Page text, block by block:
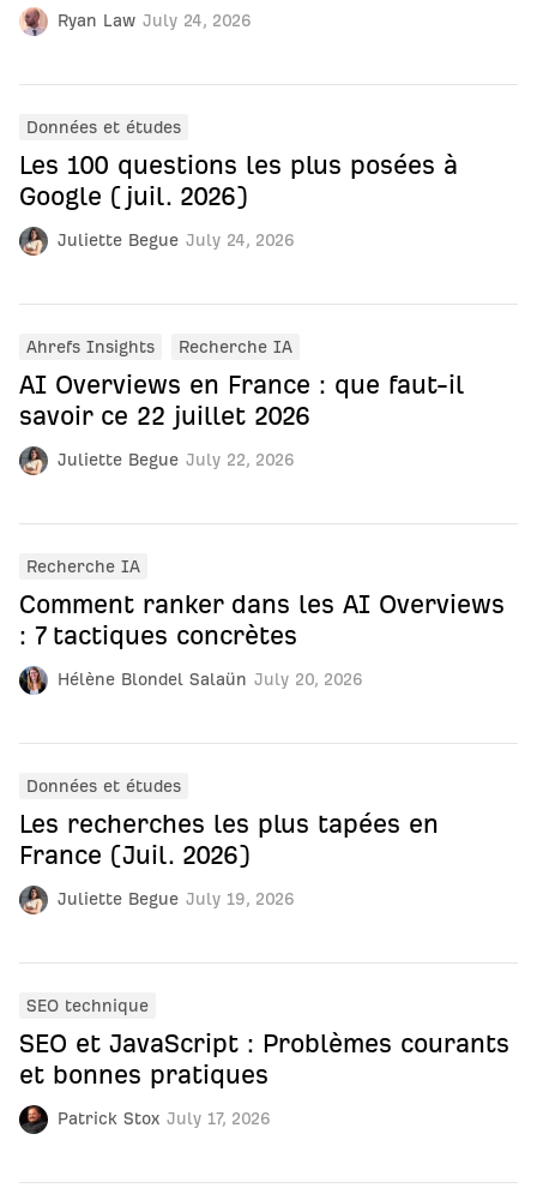
Ryan Law July 24, 2026
Juliette Begue July 24, 2026
Données et études
Les 100 questions les plus posées à
Google (juil. 2026)
Juliette Begue July 22, 2026
Ahrefs Insights Recherche IA
AI Overviews en France : que faut-il
savoir ce 22 juillet 2026
Hélène Blondel Salaün July 20, 2026
Recherche IA
Comment ranker dans les AI Overviews
: 7 tactiques concrètes
Juliette Begue July 19, 2026
Données et études
Les recherches les plus tapées en
France (Juil. 2026)
Patrick Stox July 17, 2026
SEO technique
SEO et JavaScript : Problèmes courants
et bonnes pratiques